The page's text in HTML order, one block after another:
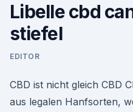
Libelle cbd
stiefel
EDITOR
CBD ist nicht gleich CBD
aus legalen Hanfsorten,